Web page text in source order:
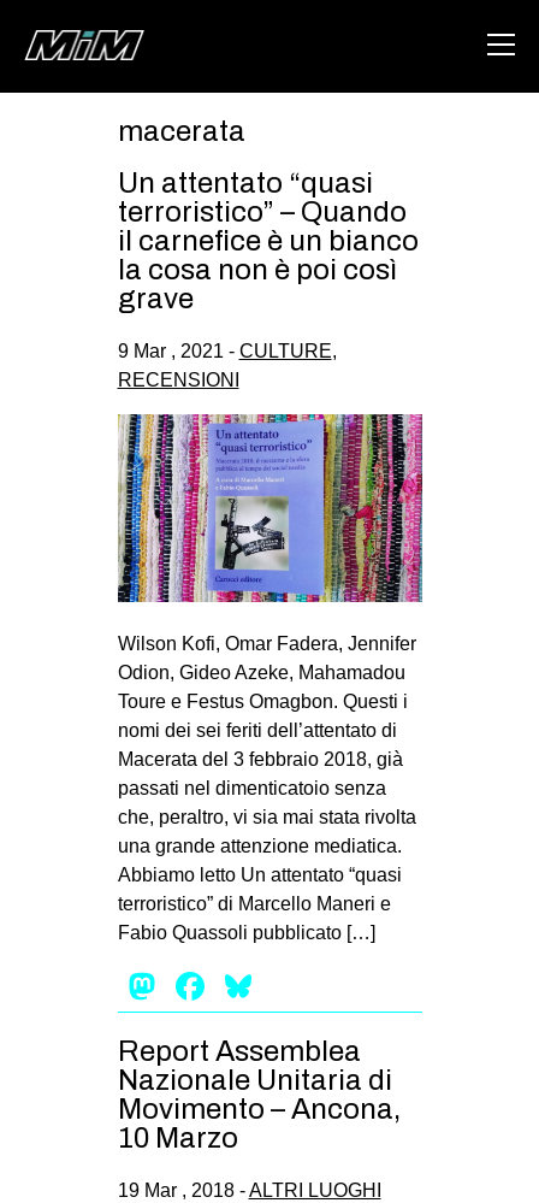
ABOUT
AREA
GAZA FREESTYLE
CSOA LAMBRETTA
MSM
STUDENTI TSUNAMI
ZAM
MILANO
MOBILITAZIONI
SPAZI
SPORT POPOLARE
MOVIMENTI
AMBIENTE
ANTIFASCISMO
DIRITTO ALL’ABITARE
MIGRAZIONI
PRECARIATO
REPRESSIONE
STUDENTI
CULTURE
CINEMA
macerata
Un attentato “quasi
terroristico” – Quando
il carnefice è un bianco
la cosa non è poi così
grave
9 Mar , 2021 - CULTURE,
RECENSIONI
Wilson Kofi, Omar Fadera, Jennifer
Odion, Gideo Azeke, Mahamadou
Toure e Festus Omagbon. Questi i
nomi dei sei feriti dell’attentato di
Macerata del 3 febbraio 2018, già
passati nel dimenticatoio senza
che, peraltro, vi sia mai stata rivolta
una grande attenzione mediatica.
Abbiamo letto Un attentato “quasi
terroristico” di Marcello Maneri e
Fabio Quassoli pubblicato […]
Mastodon
Facebook
Report Assemblea
Nazionale Unitaria di
Movimento – Ancona,
10 Marzo
19 Mar , 2018 -ALTRI LUOGHI